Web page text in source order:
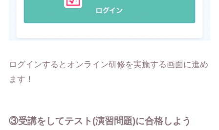
ログインするとオンライン研修を実施する画面に進め
ます！
③受講をしてテスト(演習問題)に合格しよう